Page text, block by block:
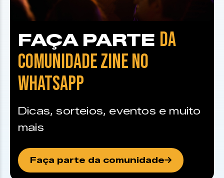
FAÇA PARTE DA
COMUNIDADE ZINE NO
WHATSAPP
Dicas, sorteios, eventos e muito
mais
Faça parte da comunidade